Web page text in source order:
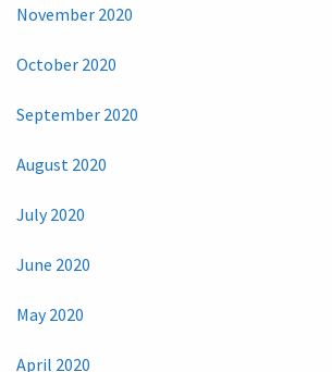
November 2020
October 2020
September 2020
August 2020
July 2020
June 2020
May 2020
April 2020